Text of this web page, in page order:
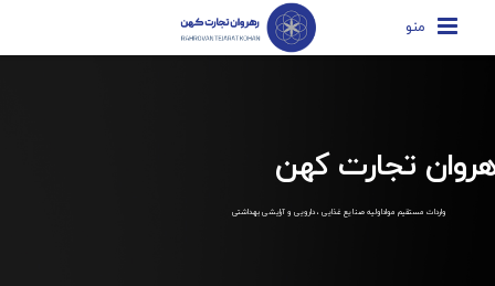
منو
تجارت کهن
واردات مستقیم مواداولیه صنایع غذایی ، دارویی و آرایشی بهداشتی